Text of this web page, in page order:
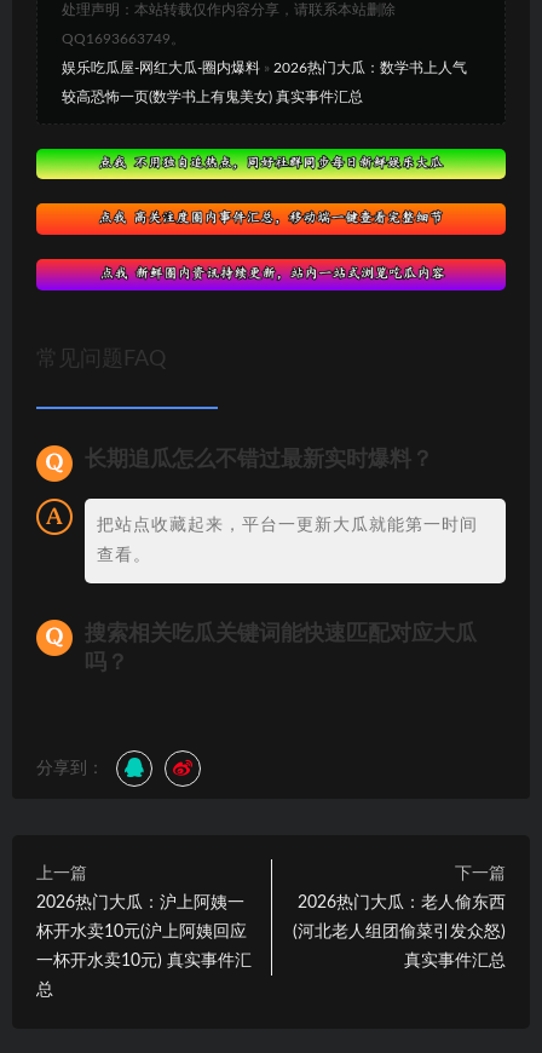
处理声明：本站转载仅作内容分享，请联系本站删除
QQ1693663749。
娱乐吃瓜屋-网红大瓜-圈内爆料 » 2026热门大瓜：数学书上人气
较高恐怖一页(数学书上有鬼美女) 真实事件汇总
常见问题FAQ
长期追瓜怎么不错过最新实时爆料？
把站点收藏起来，平台一更新大瓜就能第一时间
查看。
搜索相关吃瓜关键词能快速匹配对应大瓜
吗？
分享到：
上一篇
2026热门大瓜：沪上阿姨一
杯开水卖10元(沪上阿姨回应
一杯开水卖10元) 真实事件汇
总
下一篇
2026热门大瓜：老人偷东西
(河北老人组团偷菜引发众怒)
真实事件汇总